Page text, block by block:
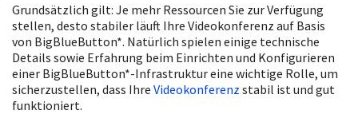
Grundsätzlich gilt: Je mehr Ressourcen Sie zur Verfügung
stellen, desto stabiler läuft Ihre Videokonferenz auf Basis
von BigBlueButton*. Natürlich spielen einige technische
Details sowie Erfahrung beim Einrichten und Konfigurieren
einer BigBlueButton*-Infrastruktur eine wichtige Rolle, um
sicherzustellen, dass Ihre Videokonferenz stabil ist und gut
funktioniert.